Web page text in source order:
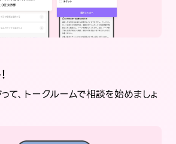
て、トークルームで相談を始めましょ